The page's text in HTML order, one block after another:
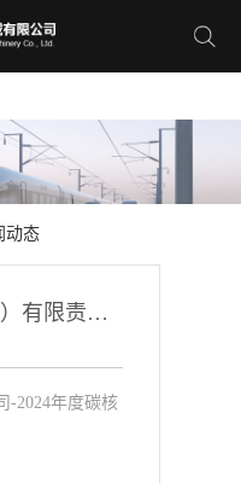
动态
爱游戏买球-（中国）有限责任公司 2024年度碳核查报告公示
-2024年度碳核